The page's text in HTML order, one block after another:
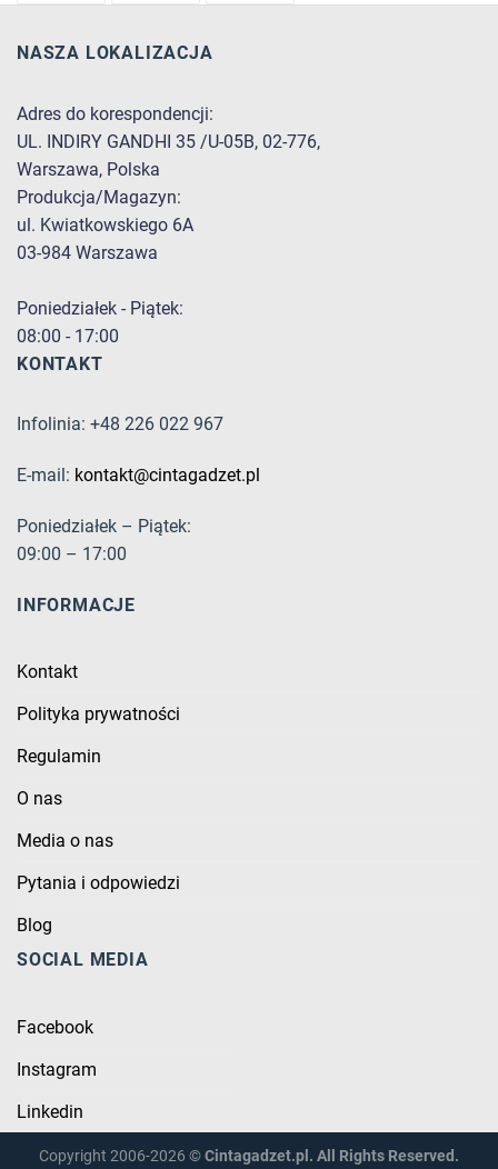
NASZA LOKALIZACJA
Adres do korespondencji:
UL. INDIRY GANDHI 35 /U-05B, 02-776,
Warszawa, Polska
Produkcja/Magazyn:
ul. Kwiatkowskiego 6A
03-984 Warszawa
Poniedziałek - Piątek:
08:00 - 17:00
KONTAKT
Infolinia: +48 226 022 967
E-mail: kontakt@cintagadzet.pl
Poniedziałek – Piątek:
09:00 – 17:00
INFORMACJE
Kontakt
Polityka prywatności
Regulamin
O nas
Media o nas
Pytania i odpowiedzi
Blog
SOCIAL MEDIA
Facebook
Instagram
Linkedin
Copyright 2006-2026 ©Cintagadzet.pl. All Rights Reserved.